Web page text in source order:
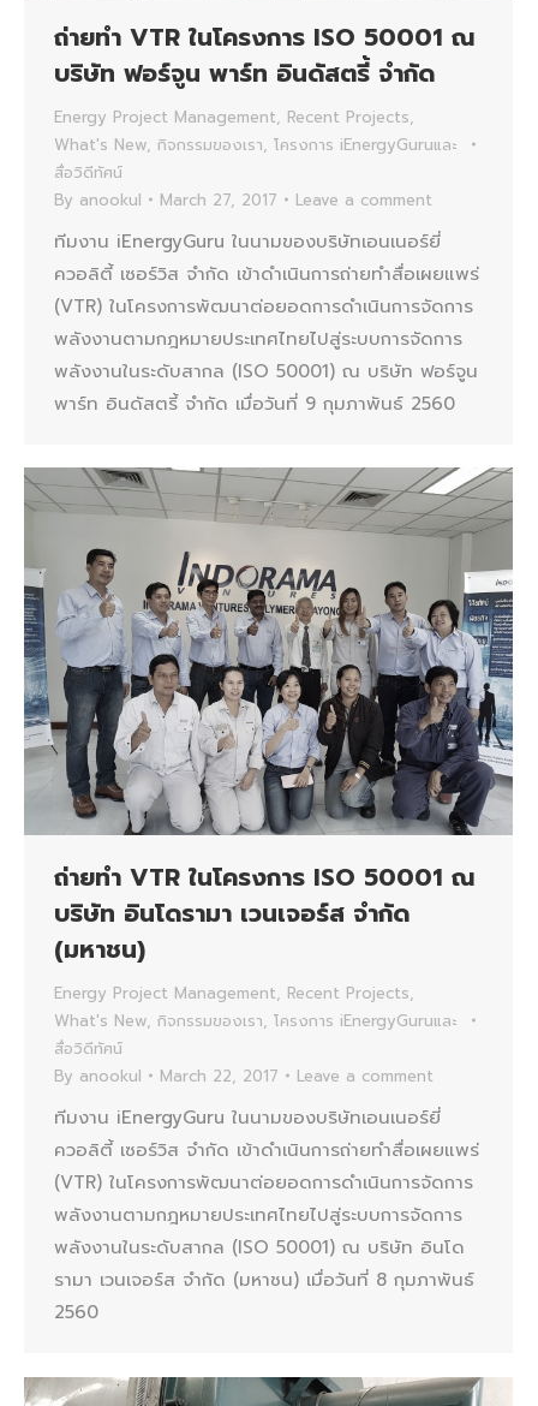
ถ่ายทำ VTR ในโครงการ ISO 50001 ณ
บริษัท ฟอร์จูน พาร์ท อินดัสตรี้ จำกัด
Energy Project Management, Recent Projects,
What's New, กิจกรรมของเรา, โครงการ iEnergyGuruและ
สื่อวิดีทัศน์
By anookul March 27, 2017 Leave a comment
ทีมงาน iEnergyGuru ในนามของบริษัทเอนเนอร์ยี่
ควอลิตี้ เซอร์วิส จำกัด เข้าดำเนินการถ่ายทำสื่อเผยแพร่
(VTR) ในโครงการพัฒนาต่อยอดการดำเนินการจัดการ
พลังงานตามกฎหมายประเทศไทยไปสู่ระบบการจัดการ
พลังงานในระดับสากล (ISO 50001) ณ บริษัท ฟอร์จูน
พาร์ท อินดัสตรี้ จำกัด เมื่อวันที่ 9 กุมภาพันธ์ 2560
ถ่ายทำ VTR ในโครงการ ISO 50001 ณ
บริษัท อินโดรามา เวนเจอร์ส จำกัด
(มหาชน)
Energy Project Management, Recent Projects,
What's New, กิจกรรมของเรา, โครงการ iEnergyGuruและ
สื่อวิดีทัศน์
By anookul March 22, 2017 Leave a comment
ทีมงาน iEnergyGuru ในนามของบริษัทเอนเนอร์ยี่
ควอลิตี้ เซอร์วิส จำกัด เข้าดำเนินการถ่ายทำสื่อเผยแพร่
(VTR) ในโครงการพัฒนาต่อยอดการดำเนินการจัดการ
พลังงานตามกฎหมายประเทศไทยไปสู่ระบบการจัดการ
พลังงานในระดับสากล (ISO 50001) ณ บริษัท อินโด
รามา เวนเจอร์ส จำกัด (มหาชน) เมื่อวันที่ 8 กุมภาพันธ์
2560